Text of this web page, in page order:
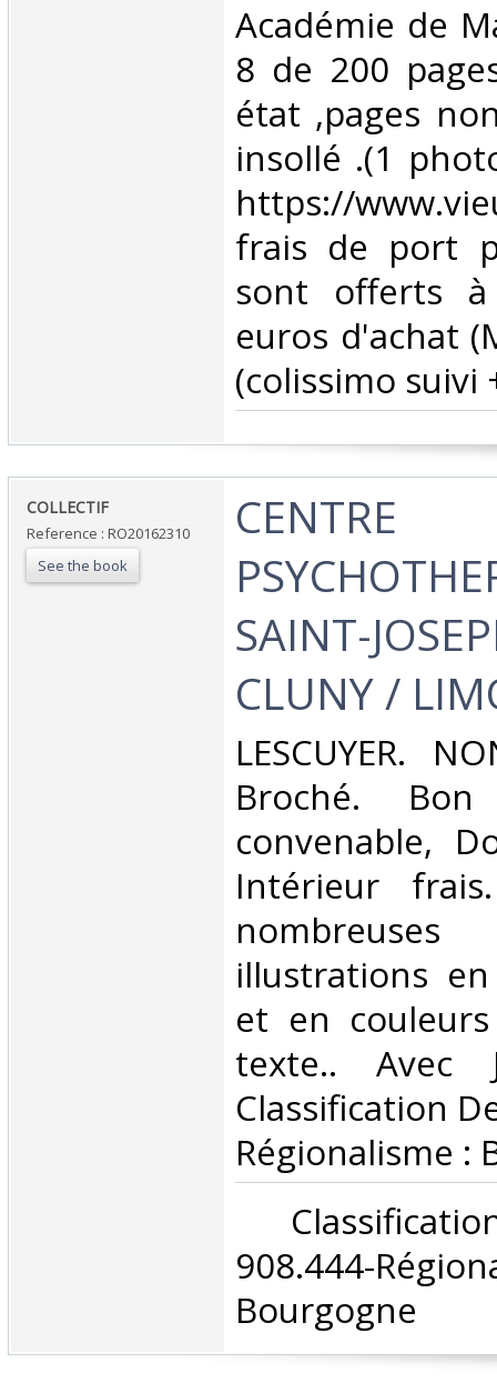
‎Académie de
8 de 200
état ,pages
insollé .(1
https://
frais de port
sont offerts
euros d'achat
(colissimo suivi
‎COLLECTIF‎
Reference : RO20162310
See the book
‎CENTRE
SAINT-
CLUNY /
‎LESCUYER.
Broché.
convenable,
Intérieur
illustrations
et en
texte.. Avec
Classification
Régionalisme :
908.444-
Bourgogne‎